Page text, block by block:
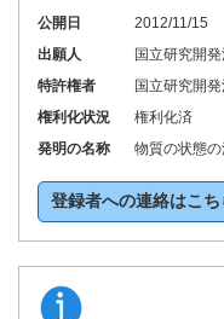
公開日
2012/11/15
出願人
国立研究開
特許権者
国立研究開
権利化状況
権利化済
発明の名称
物質の状態
登録者への連絡はこち